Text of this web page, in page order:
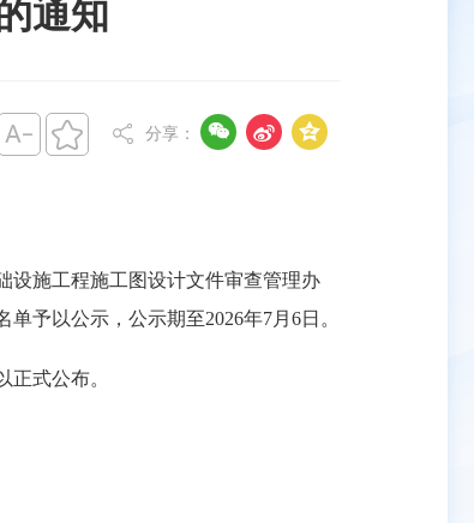
通知
   分享：   
施工程施工图设计文件审查管理办
予以公示，公示期至2026年7月6日。
式公布。